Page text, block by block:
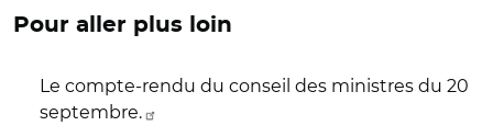
Pour aller plus loin
Le compte-rendu du conseil des ministres du 20
septembre.